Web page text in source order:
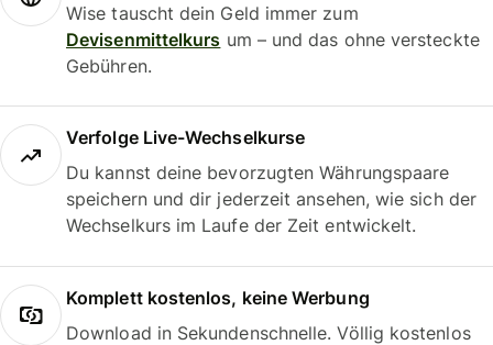
Wise tauscht dein Geld immer zum
Devisenmittelkurs um – und das ohne versteckte
Gebühren.
Verfolge Live-Wechselkurse
Du kannst deine bevorzugten Währungspaare
speichern und dir jederzeit ansehen, wie sich der
Wechselkurs im Laufe der Zeit entwickelt.
Komplett kostenlos, keine Werbung
Download in Sekundenschnelle. Völlig kostenlos